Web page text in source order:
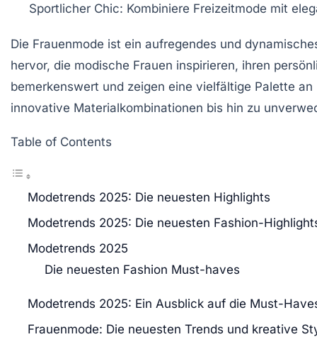
Sportlicher Chic: Kombiniere Freizeitmode mit
Die Frauenmode ist ein aufregendes und
hervor, die modische Frauen inspirieren, ihren
bemerkenswert und zeigen eine vielfältige Palette
innovative Materialkombinationen bis hin zu
Table of Contents
Modetrends 2025: Die neuesten Highlights
Modetrends 2025: Die neuesten Fashion-
Modetrends 2025
Die neuesten Fashion Must-haves
Modetrends 2025: Ein Ausblick auf die Must-
Frauenmode: Die neuesten Trends und kreative